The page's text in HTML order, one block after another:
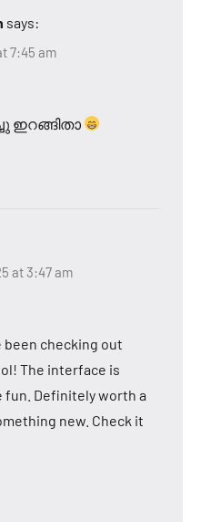
says:
7:45 am
ഇറങ്ങിതാ
at 3:47 am
been checking out
The interface is
fun. Definitely worth a
new. Check it